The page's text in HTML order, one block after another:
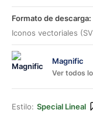
Formato de descarga:
Iconos vectoriales
Magnific
Ver todos
Estilo: Special Lineal